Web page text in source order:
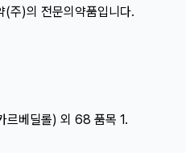
(주)의 전문의약품입니다.
르베딜롤) 외 68 품목 1.